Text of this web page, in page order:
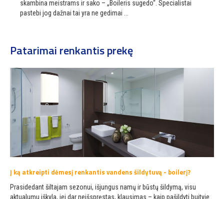
skambina meistrams ir sako – „Boileris sugedo“. Specialistai
pastebi jog dažnai tai yra ne gedimai ...
Patarimai renkantis prekę
Į ką atkreipti dėmesį renkantis vandens šildytuvą - boilerį?
Prasidedant šiltajam sezonui, išjungus namų ir būstų šildymą, visu
aktualumu iškyla, jei dar neišspręstas, klausimas – kaip pašildyti buityje